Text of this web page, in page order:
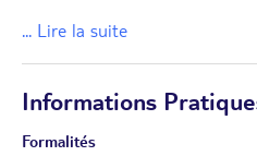
... Lire la suite
Informations
Formalités